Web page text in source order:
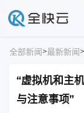
全部新闻>最新新闻>
“虚拟机和主
与注意事项”